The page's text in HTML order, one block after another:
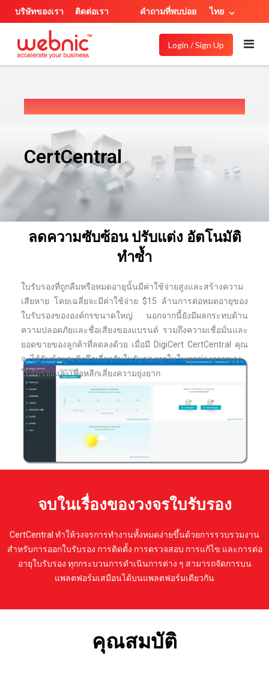
บริษัทของเรา ติดต่อเรา คำถามที่พบบ่อย ไทย
Login / Sign Up
CertCentral
ลดความซับซ้อน ปรับแต่ง อัตโนมัติ
ทำซ้ำ
ใบรับรองที่ถูกลืมหรือหมดอายุนั้นมีค่าใช้จ่ายสูงและสร้างความ
เสียหาย โดยเฉลี่ยจะมีค่าใช้จ่าย $15 ล้านการต่อหมดอายุของ
ใบรับรองขององค์กรขนาดใหญ่ นอกจากนี้ยังมีผลกระทบด้าน
ความปลอดภัยและชื่อเสียงของแบรนด์ รวมถึงความเชื่อมั่นและ
ยอดขายของลูกค้าที่ลดลงด้วย เมื่อมี DigiCert CertCentral คุณ
จะได้รับข้อมูลเชิงลึกเกี่ยวกับใบรับรองทุกใบในทุกช่วงอายุของ
ใบรับรองและเพื่อหลีกเลี่ยงความยุ่งยาก
จบในเรื่องของวงจรใบรับรอง
CertCentral ทำให้วงจรการทำงานทั้งหมดง่ายขึ้นด้วยการรวบรวมงาน
สำหรับการออกใบรับรอง การติดตั้ง การตรวจสอบ การแก้ไข และการต่อ
อายุใบรับรอง ทุกกระบวนการดำเนินการต่าง ๆ สามารถจัดการบน
แพลตฟอร์มเสมือนได้บนแพลตฟอร์มเดียวกัน
คุณสมบัติ